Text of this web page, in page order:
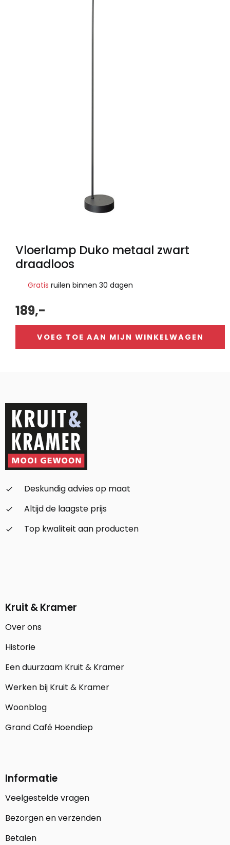
Vloerlamp Duko metaal zwart
draadloos
Gratis ruilen binnen 30 dagen
189,-
VOEG TOE AAN MIJN WINKELWAGEN
check_small
Deskundig advies op maat
check_small
Altijd de laagste prijs
check_small
Top kwaliteit aan producten
Kruit & Kramer
Over ons
Historie
Een duurzaam Kruit & Kramer
Werken bij Kruit & Kramer
Woonblog
Grand Café Hoendiep
Informatie
Veelgestelde vragen
Bezorgen en verzenden
Betalen